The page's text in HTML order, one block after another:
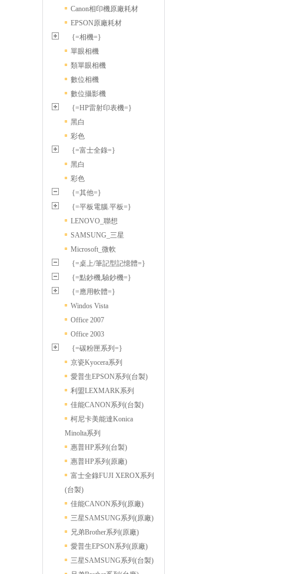
Canon相印機原廠耗材
EPSON原廠耗材
{=相機=}
單眼相機
類單眼相機
數位相機
數位攝影機
{=HP雷射印表機=}
黑白
彩色
{=富士全錄=}
黑白
彩色
{=其他=}
{=平板電腦.平板=}
LENOVO_聯想
SAMSUNG_三星
Microsoft_微軟
{=桌上/筆記型記憶體=}
{=點鈔機,驗鈔機=}
{=應用軟體=}
Windos Vista
Office 2007
Office 2003
{=碳粉匣系列=}
京瓷Kyocera系列
愛普生EPSON系列(台製)
利盟LEXMARK系列
佳能CANON系列(台製)
柯尼卡美能達Konica
Minolta系列
惠普HP系列(台製)
惠普HP系列(原廠)
富士全錄FUJI XEROX系列
(台製)
佳能CANON系列(原廠)
三星SAMSUNG系列(原廠)
兄弟Brother系列(原廠)
愛普生EPSON系列(原廠)
三星SAMSUNG系列(台製)